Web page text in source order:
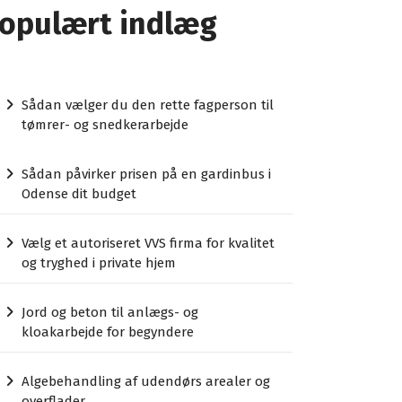
indlæg
Sådan vælger du den rette fagperson til
tømrer- og snedkerarbejde
Sådan påvirker prisen på en gardinbus i
Odense dit budget
Vælg et autoriseret VVS firma for kvalitet
og tryghed i private hjem
Jord og beton til anlægs- og
kloakarbejde for begyndere
Algebehandling af udendørs arealer og